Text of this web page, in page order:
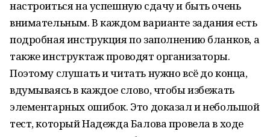
настроиться на успешную сдачу и быть очень
внимательным. В каждом варианте задания есть
подробная инструкция по заполнению бланков, а
также инструктаж проводят организаторы.
Поэтому слушать и читать нужно всё до конца,
вдумываясь в каждое слово, чтобы избежать
элементарных ошибок. Это доказал и небольшой
тест, который Надежда Балова провела в ходе